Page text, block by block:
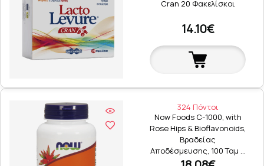
Cran 20 Φακελίσκοι
14.10€
324 Πόντοι
Now Foods C-1000, with
Rose Hips & Bioflavonoids,
Βραδείας
Αποδέσμευσης, 100 Ταμ …